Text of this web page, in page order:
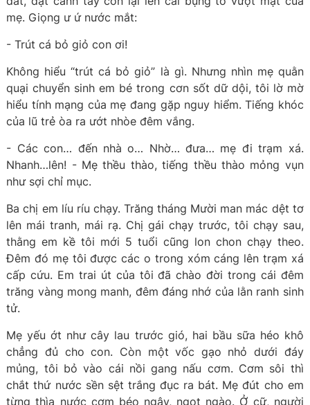
mẹ. Giọng ư ứ nước mắt:
- Trút cá bỏ giỏ con ơi!
Không hiểu “trút cá bỏ giỏ” là gì. Nhưng nhìn mẹ quằn
quại chuyển sinh em bé trong cơn sốt dữ dội, tôi lờ mờ
hiểu tính mạng của mẹ đang gặp nguy hiểm. Tiếng khóc
của lũ trẻ òa ra ướt nhòe đêm vắng.
- Các con… đến nhà o… Nhờ… đưa… mẹ đi trạm xá.
Nhanh…lên! - Mẹ thều thào, tiếng thều thào mỏng vụn
như sợi chỉ mục.
Ba chị em líu ríu chạy. Trăng tháng Mười man mác dệt tơ
lên mái tranh, mái rạ. Chị gái chạy trước, tôi chạy sau,
thằng em kề tôi mới 5 tuổi cũng lon chon chạy theo.
Đêm đó mẹ tôi được các o trong xóm cáng lên trạm xá
cấp cứu. Em trai út của tôi đã chào đời trong cái đêm
trăng vàng mong manh, đêm đáng nhớ của lằn ranh sinh
tử.
Mẹ yếu ớt như cây lau trước gió, hai bầu sữa héo khô
chẳng đủ cho con. Còn một vốc gạo nhỏ dưới đáy
mủng, tôi bỏ vào cái nồi gang nấu cơm. Cơm sôi thì
chắt thứ nước sền sệt trắng đục ra bát. Mẹ đút cho em
từng thìa nước cơm béo ngậy, ngọt ngào. Ở cữ, người